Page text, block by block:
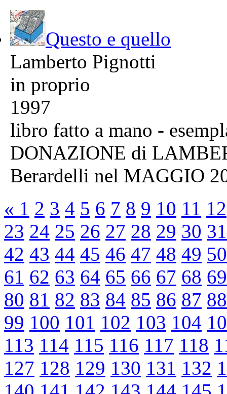
Questo e quello
Lamberto Pignotti
in proprio
1997
libro fatto a mano -
DONAZIONE di
Berardelli nel MAGGIO
« 1 2 3 4 5 6 7 8 9 10 11 12
23 24 25 26 27 28 29 30 31
42 43 44 45 46 47 48 49 50
61 62 63 64 65 66 67 68 69
80 81 82 83 84 85 86 87 88
99 100 101 102 103 104
113 114 115 116 117 118
127 128 129 130 131 132